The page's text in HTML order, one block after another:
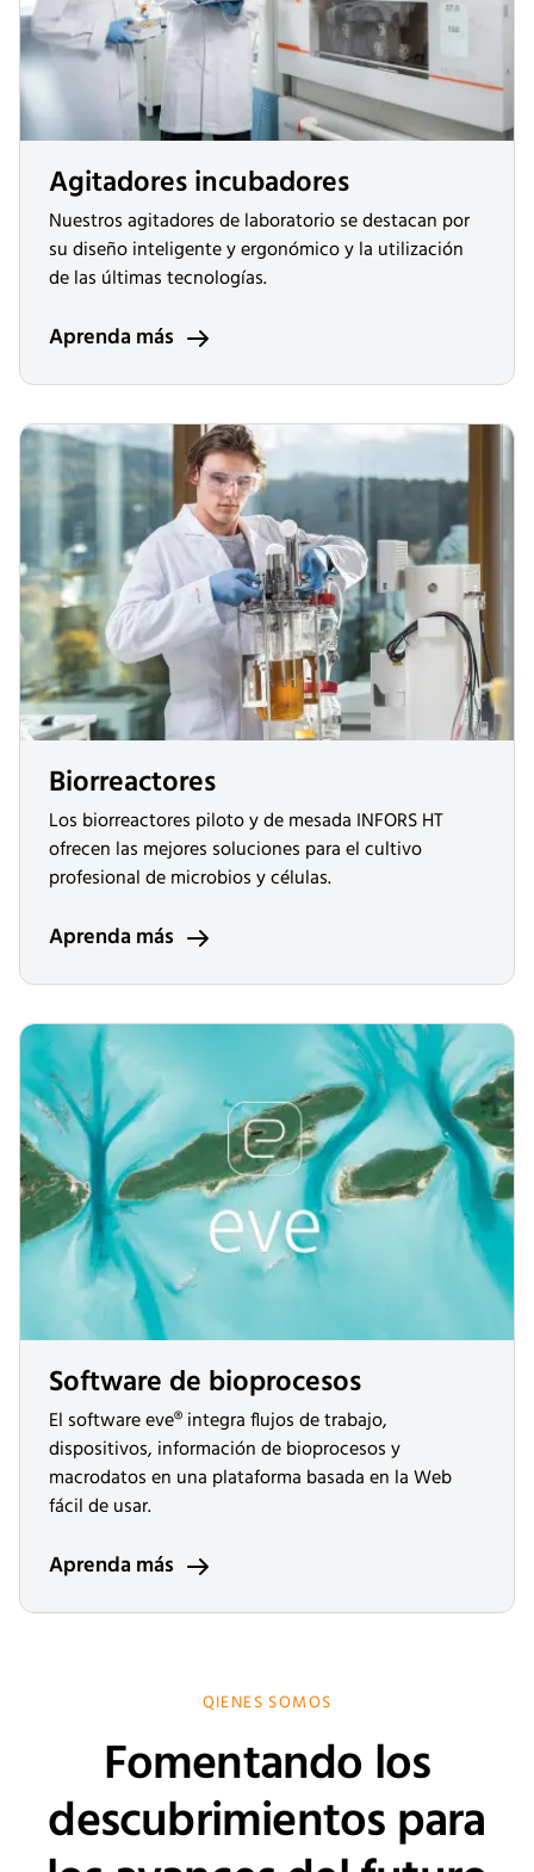
Agitadores incubadores
Nuestros agitadores de laboratorio se destacan por
su diseño inteligente y ergonómico y la utilización
de las últimas tecnologías.
Aprenda más
Biorreactores
Los biorreactores piloto y de mesada INFORS HT
ofrecen las mejores soluciones para el cultivo
profesional de microbios y células.
Aprenda más
Software de bioprocesos
El software eve® integra flujos de trabajo,
dispositivos, información de bioprocesos y
macrodatos en una plataforma basada en la Web
fácil de usar.
Aprenda más
QIENES SOMOS
Fomentando los
descubrimientos para